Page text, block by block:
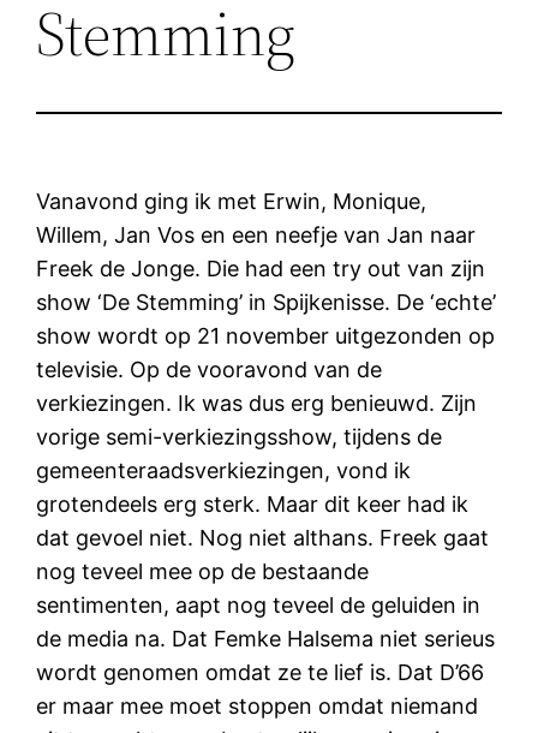
Stemming
Vanavond ging ik met Erwin, Monique,
Willem, Jan Vos en een neefje van Jan naar
Freek de Jonge. Die had een try out van zijn
show ‘De Stemming’ in Spijkenisse. De ‘echte’
show wordt op 21 november uitgezonden op
televisie. Op de vooravond van de
verkiezingen. Ik was dus erg benieuwd. Zijn
vorige semi-verkiezingsshow, tijdens de
gemeenteraadsverkiezingen, vond ik
grotendeels erg sterk. Maar dit keer had ik
dat gevoel niet. Nog niet althans. Freek gaat
nog teveel mee op de bestaande
sentimenten, aapt nog teveel de geluiden in
de media na. Dat Femke Halsema niet serieus
wordt genomen omdat ze te lief is. Dat D’66
er maar mee moet stoppen omdat niemand